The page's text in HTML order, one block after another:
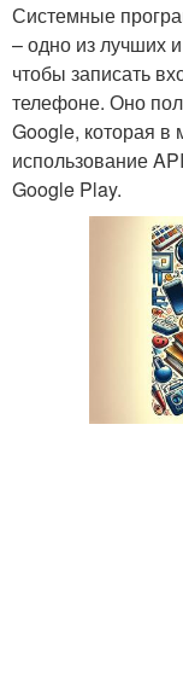
Системные
– одно из лучших
чтобы записать
телефоне. Оно
Google, которая в
использование
Google Play.